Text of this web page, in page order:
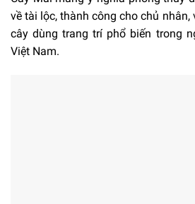
về tài lộc, thành công cho chủ
cây dùng trang trí phổ biến trong
Việt Nam.